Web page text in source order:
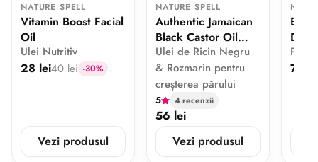
NATURE SPELL
Vitamin Boost Facial
Oil
Ulei Nutritiv
28 lei40 lei -30%
Vezi produsul
NATURE SPELL
Authentic Jamaican
Black Castor Oil
with Rosemary
Ulei de Ricin Negru
& Rozmarin pentru
creșterea părului
5 4 recenzii
56 lei
Vezi produsul
7.7